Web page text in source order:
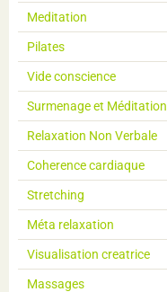
Meditation
Pilates
Vide conscience
Surmenage et Méditation
Relaxation Non Verbale
Coherence cardiaque
Stretching
Méta relaxation
Visualisation creatrice
Massages